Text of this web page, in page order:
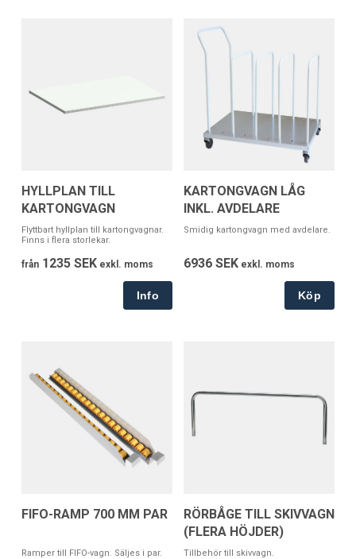
HYLLPLAN TILL
KARTONGVAGN
Flyttbart hyllplan till kartongvagnar.
Finns i flera storlekar.
från 1235 SEK exkl. moms
KARTONGVAGN LÅG
INKL. AVDELARE
Smidig kartongvagn med avdelare.
6936 SEK exkl. moms
Köp
FIFO-RAMP 700 MM PAR
Ramper till FIFO-vagn. Säljes i par.
RÖRBÅGE TILL SKIVVAGN
(FLERA HÖJDER)
Tillbehör till skivvagn.